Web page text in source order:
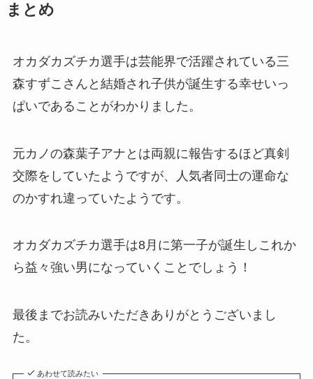
まとめ
オカダカズチカ選手は芸能界で活躍されている三
森すずこさんと結婚され子供が誕生する幸せいっ
ぱいであることがわかりました。
元カノの森葉子アナとは両親に報告するほど真剣
交際をしていたようですが、人気者同士の運命な
のかすれ違っていたようです。
オカダカズチカ選手は8月に第一子が誕生しこれか
ら益々強い男になっていくことでしょう！
最後までお読みいただきありがとうございまし
た。
あわせて読みたい